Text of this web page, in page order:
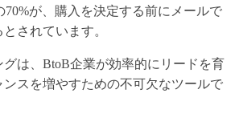
70%が、購入を決定する前にメールで
されています。
グは、BtoB企業が効率的にリードを育
ンスを増やすための不可欠なツールで